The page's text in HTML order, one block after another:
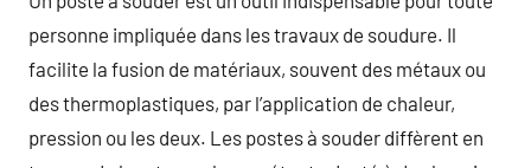
personne impliquée dans les travaux de soudure. Il
facilite la fusion de matériaux, souvent des métaux ou
des thermoplastiques, par l’application de chaleur,
pression ou les deux. Les postes à souder diffèrent en